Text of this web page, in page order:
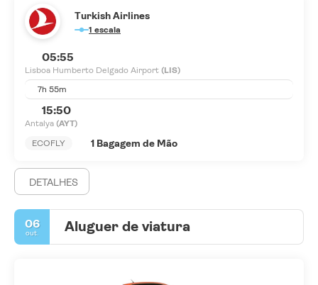
Turkish Airlines
1 escala
05:55
Lisboa Humberto Delgado Airport (LIS)
7h 55m
15:50
Antalya (AYT)
ECOFLY
1 Bagagem de Mão
DETALHES
06
out. Aluguer de viatura